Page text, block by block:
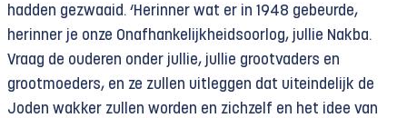
hadden gezwaaid. ‘Herinner wat er in 1948 gebeurde,
herinner je onze Onafhankelijkheidsoorlog, jullie Nakba.
Vraag de ouderen onder jullie, jullie grootvaders en
grootmoeders, en ze zullen uitleggen dat uiteindelijk de
Joden wakker zullen worden en zichzelf en het idee van